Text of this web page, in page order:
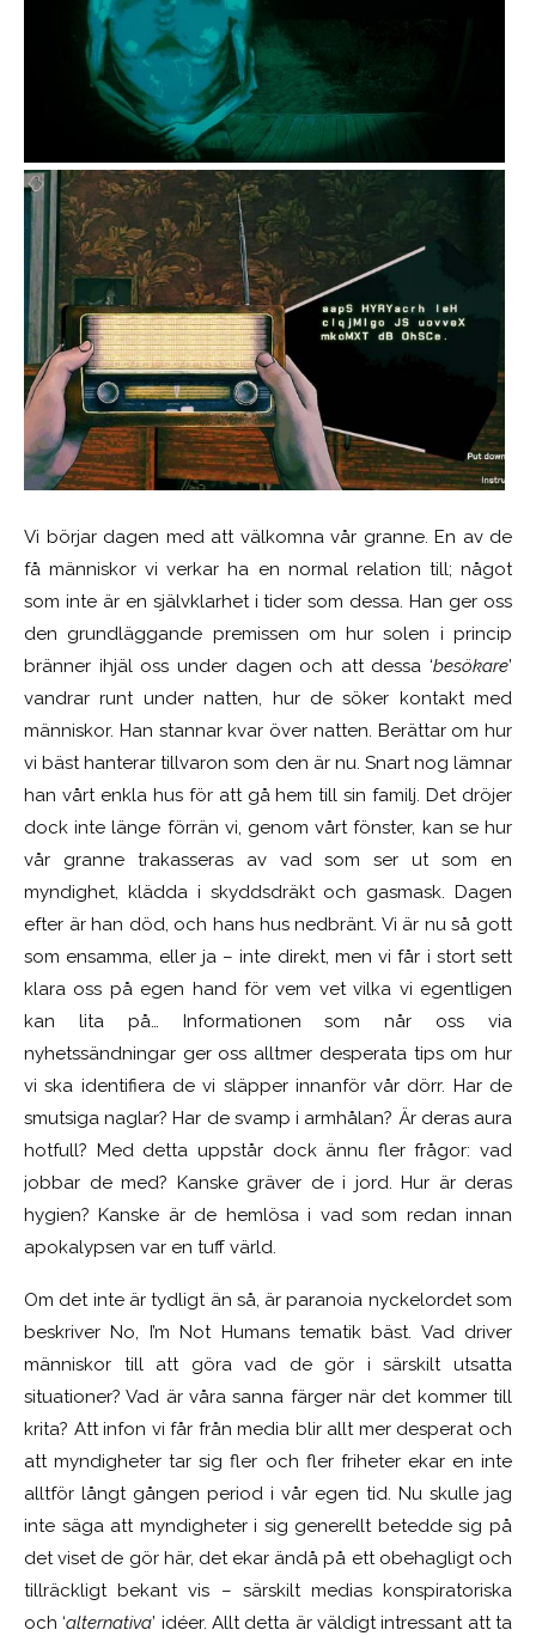
Vi börjar dagen med att välkomna vår granne. En av de
få människor vi verkar ha en normal relation till; något
som inte är en självklarhet i tider som dessa. Han ger oss
den grundläggande premissen om hur solen i princip
bränner ihjäl oss under dagen och att dessa ‘besökare’
vandrar runt under natten, hur de söker kontakt med
människor. Han stannar kvar över natten. Berättar om hur
vi bäst hanterar tillvaron som den är nu. Snart nog lämnar
han vårt enkla hus för att gå hem till sin familj. Det dröjer
dock inte länge förrän vi, genom vårt fönster, kan se hur
vår granne trakasseras av vad som ser ut som en
myndighet, klädda i skyddsdräkt och gasmask. Dagen
efter är han död, och hans hus nedbränt. Vi är nu så gott
som ensamma, eller ja – inte direkt, men vi får i stort sett
klara oss på egen hand för vem vet vilka vi egentligen
kan lita på… Informationen som når oss via
nyhetssändningar ger oss alltmer desperata tips om hur
vi ska identifiera de vi släpper innanför vår dörr. Har de
smutsiga naglar? Har de svamp i armhålan? Är deras aura
hotfull? Med detta uppstår dock ännu fler frågor: vad
jobbar de med? Kanske gräver de i jord. Hur är deras
hygien? Kanske är de hemlösa i vad som redan innan
apokalypsen var en tuff värld.
Om det inte är tydligt än så, är paranoia nyckelordet som
beskriver No, I’m Not Humans tematik bäst. Vad driver
människor till att göra vad de gör i särskilt utsatta
situationer? Vad är våra sanna färger när det kommer till
krita? Att infon vi får från media blir allt mer desperat och
att myndigheter tar sig fler och fler friheter ekar en inte
alltför långt gången period i vår egen tid. Nu skulle jag
inte säga att myndigheter i sig generellt betedde sig på
det viset de gör här, det ekar ändå på ett obehagligt och
tillräckligt bekant vis – särskilt medias konspiratoriska
och ‘alternativa’ idéer. Allt detta är väldigt intressant att ta